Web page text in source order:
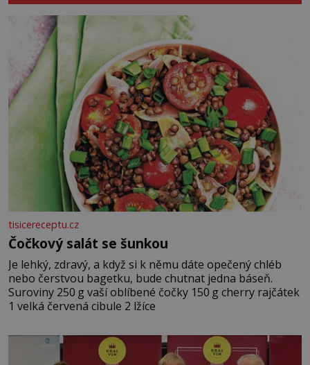
tisicereceptu.cz
Čočkový salát se šunkou
Je lehký, zdravý, a když si k němu dáte opečený chléb
nebo čerstvou bagetku, bude chutnat jedna báseň.
Suroviny 250 g vaší oblíbené čočky 150 g cherry rajčátek
1 velká červená cibule 2 lžíce